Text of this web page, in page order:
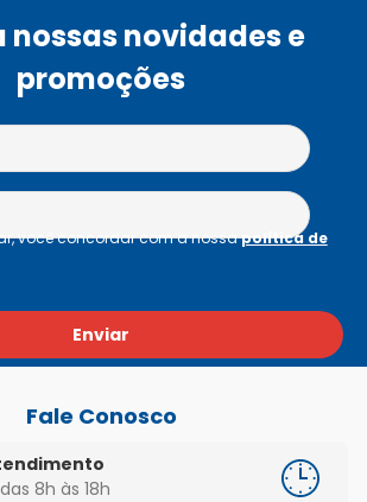
nossas novidades e
promoções
Enviar
você concordar com a nossapolítica de
Fale Conosco
8h às 18h